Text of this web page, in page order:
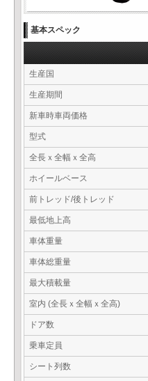
基本スペック
生産国
生産期間
新車時車両価格
型式
全長ｘ全幅ｘ全高
ホイールベース
前トレッド/後トレッド
最低地上高
車体重量
車体総重量
最大積載量
室内 (全長ｘ全幅ｘ全高)
ドア数
乗車定員
シート列数